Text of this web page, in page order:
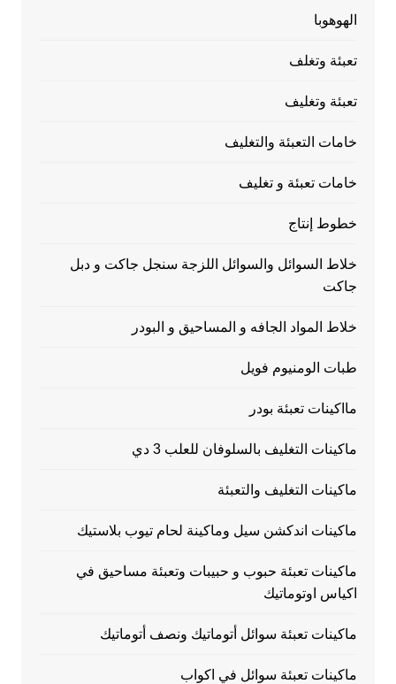
الهوهوبا
تعبئة وتغلف
تعبئة وتغليف
خامات التعبئة والتغليف
خامات تعبئة و تغليف
خطوط إنتاج
خلاط السوائل والسوائل اللزجة سنجل جاكت و دبل
جاكت
خلاط المواد الجافه و المساحيق و البودر
طبات الومنيوم فويل
مااكينات تعبئة بودر
ماكينات التغليف بالسلوفان للعلب 3 دي
ماكينات التغليف والتعبئة
ماكينات اندكشن سيل وماكينة لحام تيوب بلاستيك
ماكينات تعبئة حبوب و حبيبات وتعبئة مساحيق في
اكياس اوتوماتيك
ماكينات تعبئة سوائل أتوماتيك ونصف أتوماتيك
ماكينات تعبئة سوائل في اكواب